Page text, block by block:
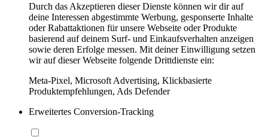
Durch das Akzeptieren dieser Dienste können wir dir auf
deine Interessen abgestimmte Werbung, gesponserte Inhalte
oder Rabattaktionen für unsere Webseite oder Produkte
basierend auf deinem Surf- und Einkaufsverhalten anzeigen
sowie deren Erfolge messen. Mit deiner Einwilligung setzen
wir auf dieser Webseite folgende Drittdienste ein:
Meta-Pixel, Microsoft Advertising, Klickbasierte
Produktempfehlungen, Ads Defender
Erweitertes Conversion-Tracking